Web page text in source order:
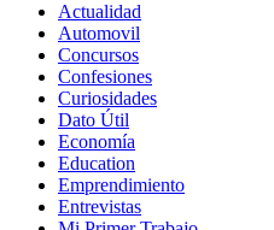
Actualidad
Automovil
Concursos
Confesiones
Curiosidades
Dato Útil
Economía
Education
Emprendimiento
Entrevistas